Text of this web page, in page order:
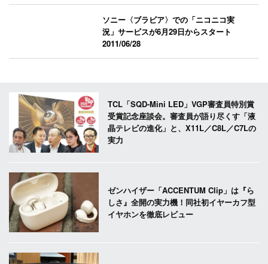
ソニー〈ブラビア〉での「ニコニコ実
況」サービスが6月29日からスタート
2011/06/28
TCL「SQD-Mini LED」VGP審査員特別賞
受賞記念座談会。審査員が語り尽くす「液
晶テレビの進化」と、X11L／C8L／C7Lの
実力
ゼンハイザー「ACCENTUM Clip」は『ら
しさ』全開の実力機！同社初イヤーカフ型
イヤホンを徹底レビュー